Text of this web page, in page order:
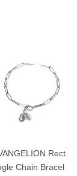
Rect
Chain Bracel